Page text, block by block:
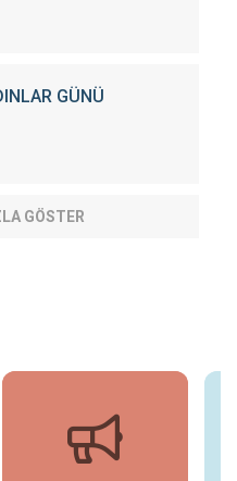
GÜNÜ
GÖSTER